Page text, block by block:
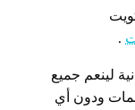
.
لينعم جميع
ودون أي